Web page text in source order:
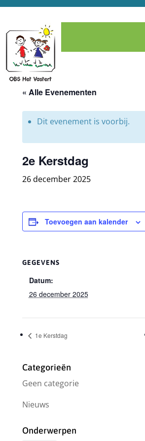
« Alle Evenementen
Dit evenement is voorbij.
2e Kerstdag
26 december 2025
Toevoegen aan kalender
GEGEVENS
Datum:
26 december 2025
1e Kerstdag
Categorieën
Geen categorie
Nieuws
Onderwerpen